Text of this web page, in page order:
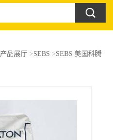
产品展厅>SEBS >SEBS 美国科腾